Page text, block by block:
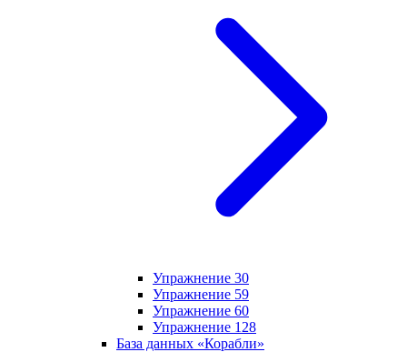
Упражнение 30
Упражнение 59
Упражнение 60
Упражнение 128
База данных «Корабли»